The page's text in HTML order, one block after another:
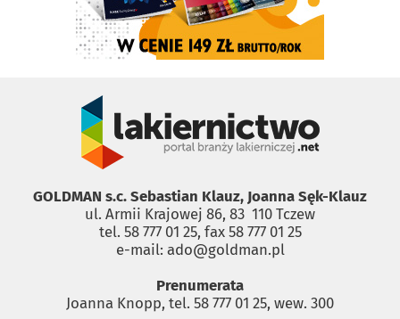
GOLDMAN s.c. Sebastian Klauz, Joanna Sęk-Klauz
ul. Armii Krajowej 86, 83 ­ 110 Tczew
tel. 58 777 01 25, fax 58 777 01 25
e-mail: ado@goldman.pl
Prenumerata
Joanna Knopp, tel. 58 777 01 25, wew. 300